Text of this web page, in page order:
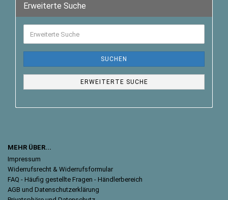
Erweiterte Suche
SUCHEN
ERWEITERTE SUCHE
MEHR ÜBER...
Impressum
Widerrufsrecht & Widerrufsformular
FAQ - Häufig gestellte Fragen - Händlerbereich
AGB und Datenschutzerklärung